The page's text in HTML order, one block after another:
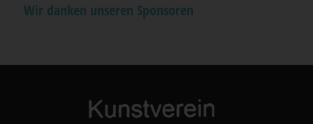
Wir danken unseren Sponsoren